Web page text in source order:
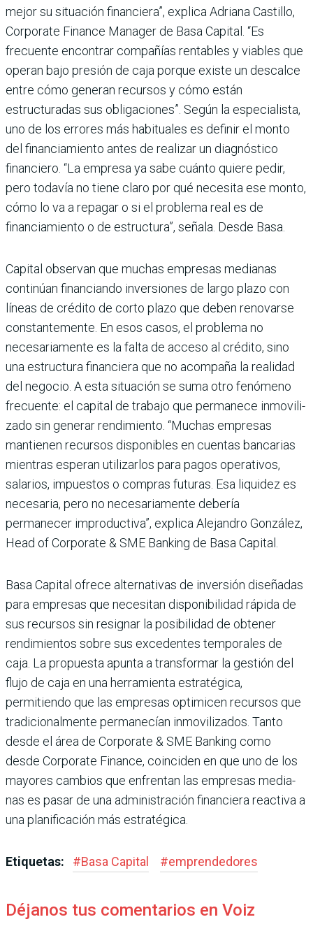
mejor su situación financiera”, explica Adriana Castillo,
Cor­porate Finance Manager de Basa Capital. “Es
frecuente encontrar compañías renta­bles y viables que
operan bajo presión de caja porque existe un descalce
entre cómo gene­ran recursos y cómo están
estructuradas sus obligacio­nes”. Según la especialista,
uno de los errores más habi­tuales es definir el monto
del financiamiento antes de reali­zar un diagnóstico
financiero. “La empresa ya sabe cuánto quiere pedir,
pero todavía no tiene claro por qué necesita ese monto,
cómo lo va a repa­gar o si el problema real es de
financiamiento o de estruc­tura”, señala. Desde Basa.
Capital observan que muchas empresas medianas
conti­núan financiando inversio­nes de largo plazo con
líneas de crédito de corto plazo que deben renovarse
constante­mente. En esos casos, el pro­blema no
necesariamente es la falta de acceso al crédito, sino
una estructura finan­ciera que no acompaña la rea­lidad
del negocio. A esta situa­ción se suma otro fenómeno
frecuente: el capital de tra­bajo que permanece inmovili­
zado sin generar rendimiento. “Muchas empresas
mantienen recursos disponibles en cuen­tas bancarias
mientras espe­ran utilizarlos para pagos ope­rativos,
salarios, impuestos o compras futuras. Esa liquidez es
necesaria, pero no necesa­riamente debería
permanecer improductiva”, explica Alejan­dro González,
Head of Corpo­rate & SME Banking de Basa Capital.
Basa Capital ofrece alternati­vas de inversión diseñadas
para empresas que necesitan dispo­nibilidad rápida de
sus recur­sos sin resignar la posibilidad de obtener
rendimientos sobre sus excedentes temporales de
caja. La propuesta apunta a transfor­mar la gestión del
flujo de caja en una herramienta estratégica,
permitiendo que las empresas optimicen recursos que
tra­dicionalmente permanecían inmovilizados. Tanto
desde el área de Corporate & SME Ban­king como
desde Corporate Finance, coinciden en que uno de los
mayores cambios que enfrentan las empresas media­
nas es pasar de una administra­ción financiera reactiva a
una planificación más estratégica.
Etiquetas: #Basa Capital #emprendedores
Déjanos tus comentarios en Voiz